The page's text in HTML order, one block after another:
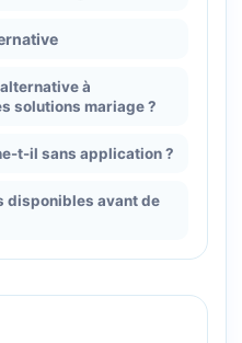
à
solutions mariage ?
t-il sans application ?
disponibles avant de